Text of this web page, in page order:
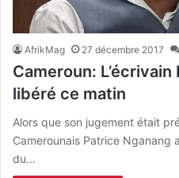
AfrikMag 27 décembre 2017
Cameroun:
libéré ce matin
Alors que son jugement était
Camerounais Patrice Nganang
du…